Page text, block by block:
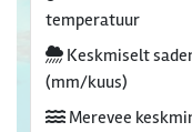
temperatuur
Keskmiselt
(mm/kuus)
Merevee